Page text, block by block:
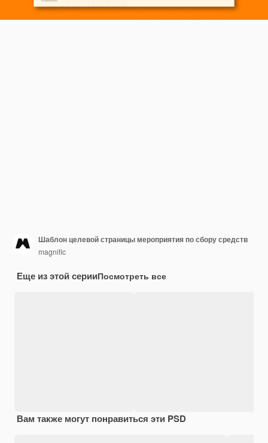
Шаблон целевой страницы мероприятия по сбору средств
magnific
Еще из этой серииПосмотреть все
Вам также могут понравиться эти PSD